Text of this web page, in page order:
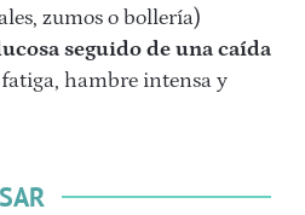
zumos o bollería)
seguido de una caída
fatiga, hambre intensa y